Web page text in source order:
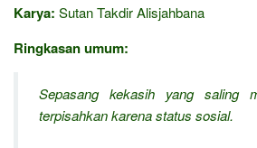
Karya: Sutan Takdir Alisjahbana
Ringkasan umum:
Sepasang kekasih yang saling
terpisahkan karena status sosial.